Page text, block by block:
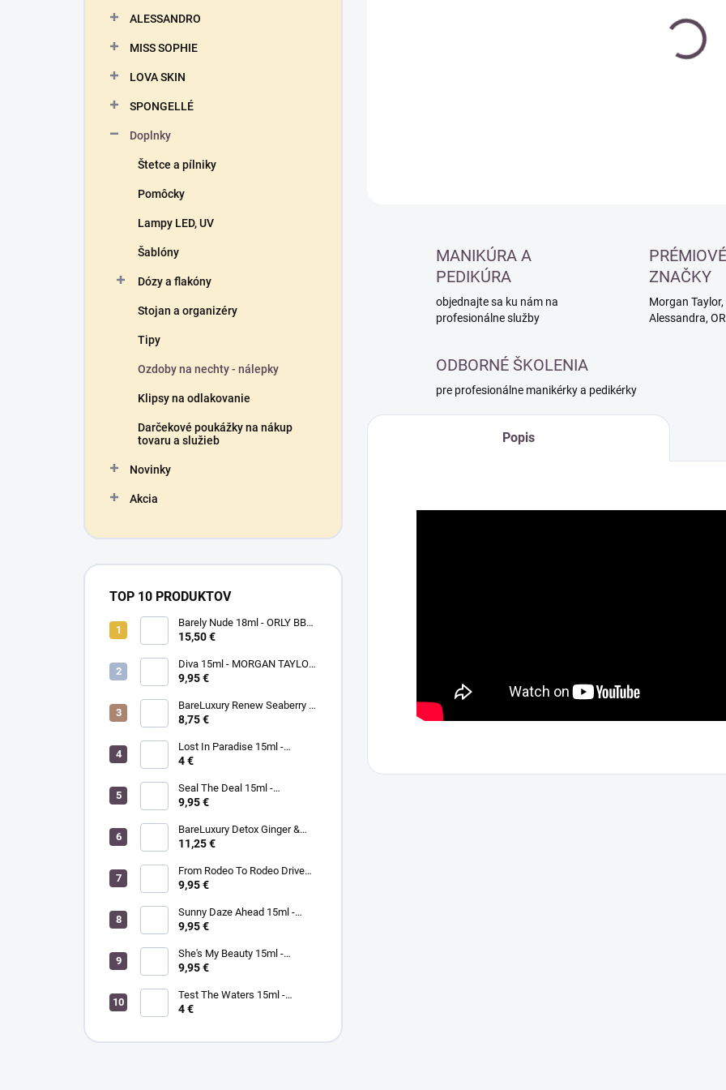
ALESSANDRO
MISS SOPHIE
LOVA SKIN
SPONGELLÉ
Doplnky
Štetce a pílniky
Pomôcky
Lampy LED, UV
Šablóny
Dózy a flakóny
Stojan a organizéry
Tipy
Ozdoby na nechty - nálepky
Klipsy na odlakovanie
Darčekové poukážky na nákup
tovaru a služieb
Novinky
Akcia
TOP 10 PRODUKTOV
Barely Nude 18ml - ORLY BB
CRÉME - makeup na nechty
15,50 €
Diva 15ml - MORGAN TAYLOR
- lak na nechty
9,95 €
BareLuxury Renew Seaberry &
Kukui - MORGAN TAYLOR -
sada rakytník/kukui
8,75 €
Lost In Paradise 15ml -
MORGAN TAYLOR - lak na
4 €
Seal The Deal 15ml -
MORGAN TAYLOR - lak na
9,95 €
BareLuxury Detox Ginger &
Green Tea Lotion 240ml -
hydratačný krém na ruky a
telo zázvor/zelený čaj
11,25 €
From Rodeo To Rodeo Drive
15ml - MORGAN TAYLOR - lak
9,95 €
Sunny Daze Ahead 15ml -
MORGAN TAYLOR - lak na
9,95 €
She's My Beauty 15ml -
MORGAN TAYLOR - lak na
9,95 €
Test The Waters 15ml -
MORGAN TAYLOR - lak na
4 €
cena:
MANIKÚRA A
PEDIKÚRA
objednajte sa ku nám na
profesionálne služby
PRÉMIOVÉ
ZNAČKY
Morgan Taylor,
Alessandra,
ODBORNÉ ŠKOLENIA
pre profesionálne manikérky a pedikérky
Popis